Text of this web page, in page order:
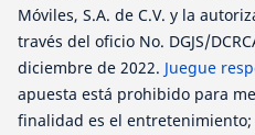
Móviles, S.A. de C.V. y la
través del oficio No. DGJS/
diciembre de 2022. Juegue
apuesta está prohibido para
finalidad es el